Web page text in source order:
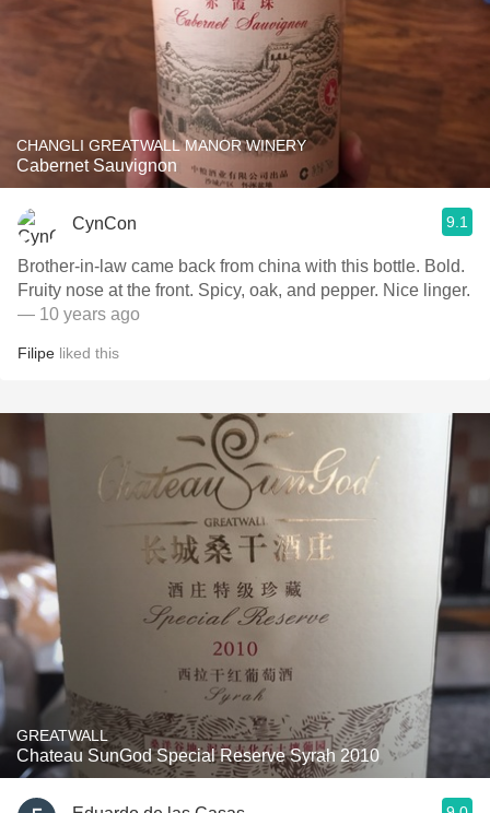
CHANGLI GREATWALL MANOR WINERY
Cabernet Sauvignon
CynCon 9.1
Brother-in-law came back from china with this bottle. Bold.
Fruity nose at the front. Spicy, oak, and pepper. Nice linger.
— 10 years ago
Filipe liked this
GREATWALL
Chateau SunGod Special Reserve Syrah 2010